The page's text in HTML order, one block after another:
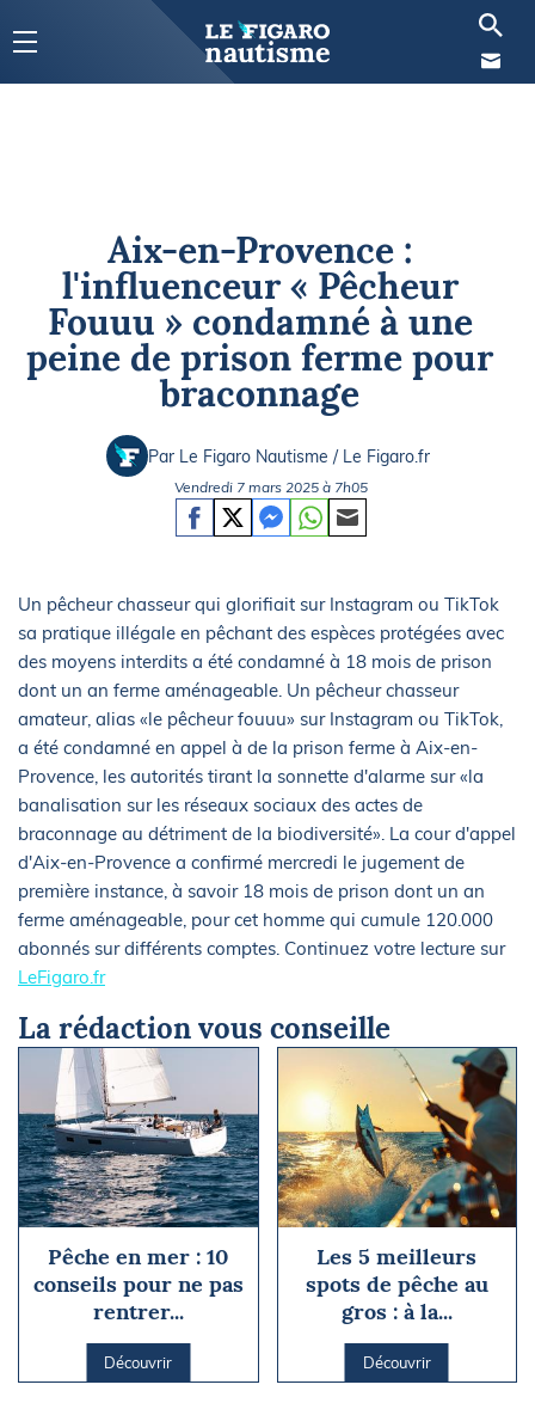
Aix-en-Provence :
l'influenceur « Pêcheur
Fouuu » condamné à une
peine de prison ferme pour
braconnage
Par Le Figaro Nautisme / Le Figaro.fr
Vendredi 7 mars 2025 à 7h05
Un pêcheur chasseur qui glorifiait sur Instagram ou TikTok
sa pratique illégale en pêchant des espèces protégées avec
des moyens interdits a été condamné à 18 mois de prison
dont un an ferme aménageable. Un pêcheur chasseur
amateur, alias «le pêcheur fouuu» sur Instagram ou TikTok,
a été condamné en appel à de la prison ferme à Aix-en-
Provence, les autorités tirant la sonnette d'alarme sur «la
banalisation sur les réseaux sociaux des actes de
braconnage au détriment de la biodiversité». La cour d'appel
d'Aix-en-Provence a confirmé mercredi le jugement de
première instance, à savoir 18 mois de prison dont un an
ferme aménageable, pour cet homme qui cumule 120.000
abonnés sur différents comptes. Continuez votre lecture sur
LeFigaro.fr
La rédaction vous conseille
Pêche en mer : 10
conseils pour ne pas
rentrer...
Découvrir
Les 5 meilleurs
spots de pêche au
gros : à la...
Découvrir